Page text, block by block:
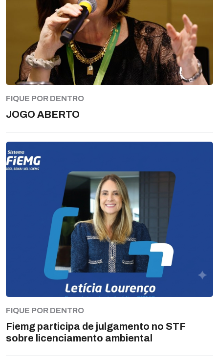
FIQUE POR DENTRO
JOGO ABERTO
FIQUE POR DENTRO
Fiemg participa de julgamento no STF
sobre licenciamento ambiental